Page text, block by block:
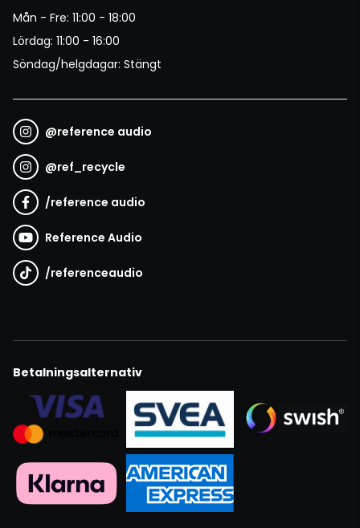
Mån - Fre: 11:00 - 18:00
Lördag: 11:00 - 16:00
Söndag/helgdagar: Stängt
@reference audio
@ref_recycle
/reference audio
Reference Audio
/referenceaudio
Betalningsalternativ